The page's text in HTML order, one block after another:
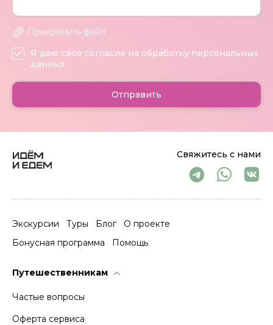
Свяжитесь с нами
Экскурсии Туры Блог
О проекте
Бонусная программа
Помощь
Путешественникам
Частые вопросы
Оферта сервиса
Прикрепить файл
Я даю своё согласие на обработку персональных
данных
Отправить